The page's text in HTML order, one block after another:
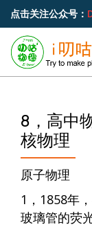
容
点击关注公众号：
8，高中
核物理
原子物理
1，1858年
玻璃管的荧